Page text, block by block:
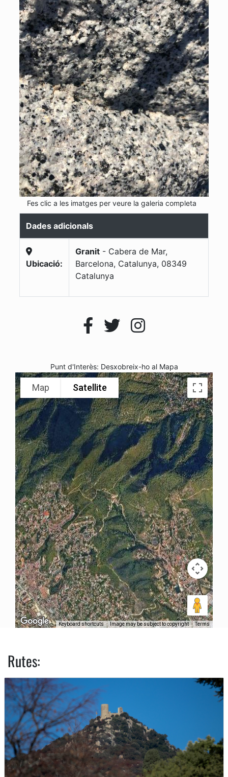
Fes clic a les imatges per veure la galeria completa
Dades adicionals
Ubicació:
Granit - Cabera de Mar,
Barcelona, Catalunya, 08349
Catalunya
Punt d'Interès: Desxobreix-ho al Mapa
Map Satellite
Keyboard shortcuts Image may be subject to copyright Terms
Rutes: